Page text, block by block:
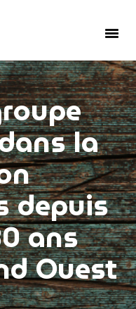
la
depuis
ans
Ouest